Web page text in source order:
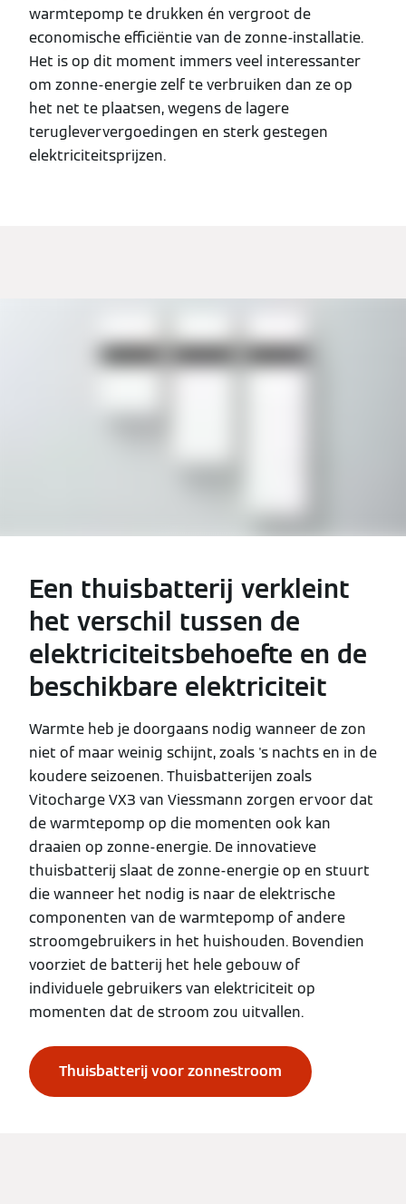
warmtepomp te drukken én vergroot de
economische efficiëntie van de zonne-installatie.
Het is op dit moment immers veel interessanter
om zonne-energie zelf te verbruiken dan ze op
het net te plaatsen, wegens de lagere
terugleververgoedingen en sterk gestegen
elektriciteitsprijzen.
Een thuisbatterij verkleint
het verschil tussen de
elektriciteitsbehoefte en de
beschikbare elektriciteit
Warmte heb je doorgaans nodig wanneer de zon
niet of maar weinig schijnt, zoals 's nachts en in de
koudere seizoenen. Thuisbatterijen zoals
Vitocharge VX3 van Viessmann zorgen ervoor dat
de warmtepomp op die momenten ook kan
draaien op zonne-energie. De innovatieve
thuisbatterij slaat de zonne-energie op en stuurt
die wanneer het nodig is naar de elektrische
componenten van de warmtepomp of andere
stroomgebruikers in het huishouden. Bovendien
voorziet de batterij het hele gebouw of
individuele gebruikers van elektriciteit op
momenten dat de stroom zou uitvallen.
Thuisbatterij voor zonnestroom